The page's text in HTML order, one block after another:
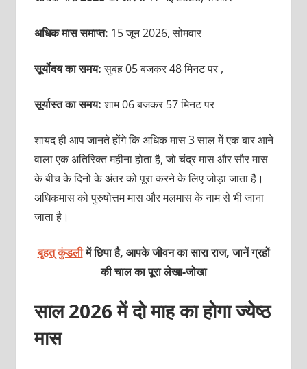
अधिक मास समाप्त: 15 जून 2026, सोमवार
सूर्योदय का समय:सुबह 05 बजकर 48 मिनट पर ,
सूर्यास्त का समय:शाम 06 बजकर 57 मिनट पर
शायद ही आप जानते होंगे कि अधिक मास 3 साल में एक बार आने
वाला एक अतिरिक्त महीना होता है, जो चंद्र मास और सौर मास
के बीच के दिनों के अंतर को पूरा करने के लिए जोड़ा जाता है।
अधिकमास को पुरुषोत्तम मास और मलमास के नाम से भी जाना
जाता है।
बृहत् कुंडलीमें छिपा है, आपके जीवन का सारा राज, जानें ग्रहों
की चाल का पूरा लेखा-जोखा
साल 2026 में दो माह का होगा ज्येष्ठ
मास